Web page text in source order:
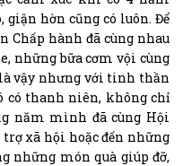
giận hờn cũng có luôn. Để
Chấp hành đã cùng nhau
những bữa cơm vội cùng
vậy nhưng với tinh thần
có thanh niên, không chỉ
năm mình đã cùng Hội
xã hội hoặc đến những
những món quà giúp đỡ,